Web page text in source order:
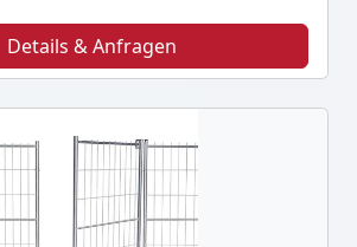
Details & Anfragen